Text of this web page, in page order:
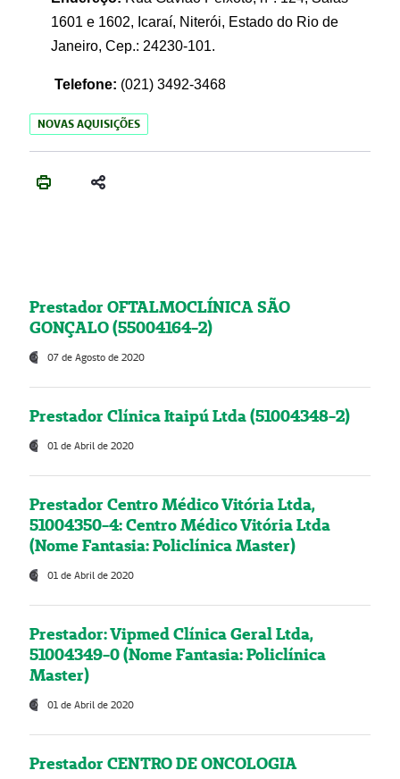
1601 e 1602, Icaraí, Niterói, Estado do Rio de
Janeiro, Cep.: 24230-101.
Telefone: (021) 3492-3468
NOVAS AQUISIÇÕES
Prestador OFTALMOCLÍNICA SÃO
GONÇALO (55004164-2)
07 de Agosto de 2020
Prestador Clínica Itaipú Ltda (51004348-2)
01 de Abril de 2020
Prestador Centro Médico Vitória Ltda,
51004350-4: Centro Médico Vitória Ltda
(Nome Fantasia: Policlínica Master)
01 de Abril de 2020
Prestador: Vipmed Clínica Geral Ltda,
51004349-0 (Nome Fantasia: Policlínica
Master)
01 de Abril de 2020
Prestador CENTRO DE ONCOLOGIA